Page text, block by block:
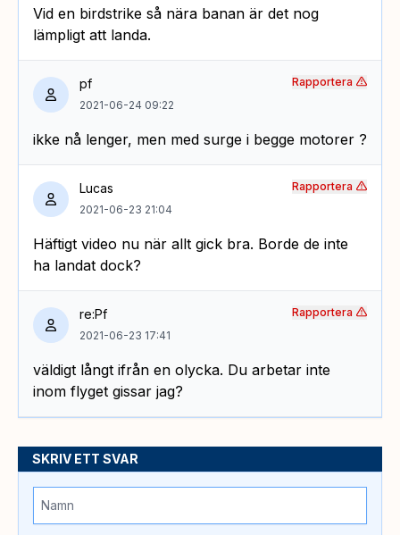
Vid en birdstrike så nära banan är det nog
lämpligt att landa.
pf
2021-06-24 09:22
ikke nå lenger, men med surge i begge motorer ?
Rapportera
Lucas
2021-06-23 21:04
Häftigt video nu när allt gick bra. Borde de inte
ha landat dock?
Rapportera
re:Pf
2021-06-23 17:41
väldigt långt ifrån en olycka. Du arbetar inte
inom flyget gissar jag?
Rapportera
SKRIV ETT SVAR